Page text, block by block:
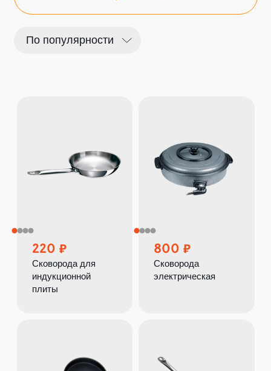
220
Сковорода для
индукционной
плиты
800
Сковорода
электрическая